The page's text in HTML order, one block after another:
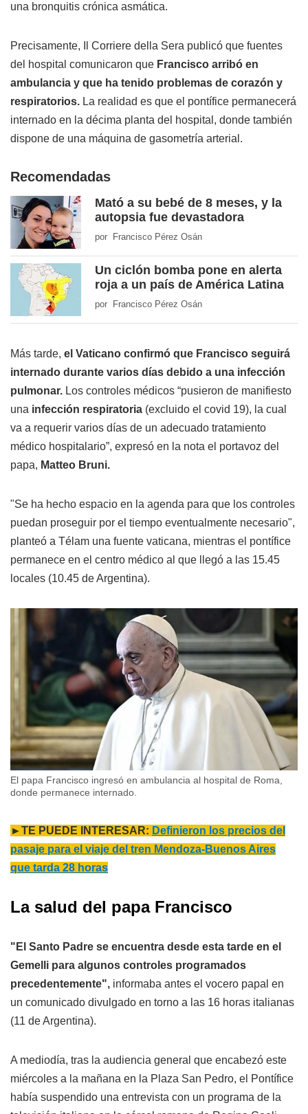
una bronquitis crónica asmática.
Precisamente, Il Corriere della Sera publicó que fuentes
del hospital comunicaron que Francisco arribó en
ambulancia y que ha tenido problemas de corazón y
respiratorios. La realidad es que el pontífice permanecerá
internado en la décima planta del hospital, donde también
dispone de una máquina de gasometría arterial.
Recomendadas
Mató a su bebé de 8 meses, y la
autopsia fue devastadora
por Francisco Pérez Osán
Un ciclón bomba pone en alerta
roja a un país de América Latina
por Francisco Pérez Osán
Más tarde, el Vaticano confirmó que Francisco seguirá
internado durante varios días debido a una infección
pulmonar. Los controles médicos “pusieron de manifiesto
una infección respiratoria (excluido el covid 19), la cual
va a requerir varios días de un adecuado tratamiento
médico hospitalario”, expresó en la nota el portavoz del
papa, Matteo Bruni.
"Se ha hecho espacio en la agenda para que los controles
puedan proseguir por el tiempo eventualmente necesario",
planteó a Télam una fuente vaticana, mientras el pontífice
permanece en el centro médico al que llegó a las 15.45
locales (10.45 de Argentina).
El papa Francisco ingresó en ambulancia al hospital de Roma,
donde permanece internado.
►TE PUEDE INTERESAR: Definieron los precios del
pasaje para el viaje del tren Mendoza-Buenos Aires
que tarda 28 horas
La salud del papa Francisco
"El Santo Padre se encuentra desde esta tarde en el
Gemelli para algunos controles programados
precedentemente", informaba antes el vocero papal en
un comunicado divulgado en torno a las 16 horas italianas
(11 de Argentina).
A mediodía, tras la audiencia general que encabezó este
miércoles a la mañana en la Plaza San Pedro, el Pontífice
había suspendido una entrevista con un programa de la